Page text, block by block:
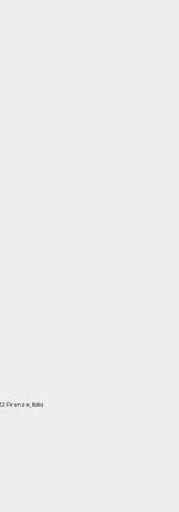
Firenze, Italia